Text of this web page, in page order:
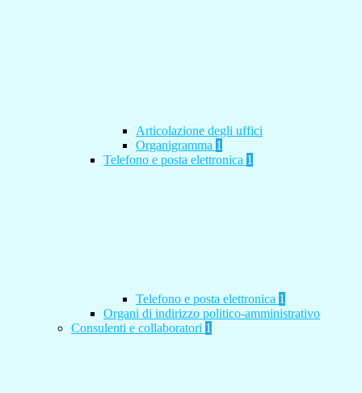
Articolazione degli uffici
Organigramma 1
Telefono e posta elettronica 1
Telefono e posta elettronica 1
Organi di indirizzo politico-amministrativo
Consulenti e collaboratori 1